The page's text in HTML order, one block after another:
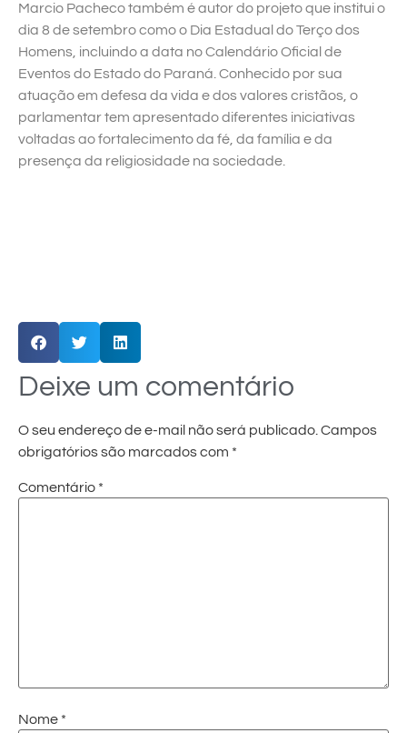
Marcio Pacheco também é autor do projeto que institui o
dia 8 de setembro como o Dia Estadual do Terço dos
Homens, incluindo a data no Calendário Oficial de
Eventos do Estado do Paraná. Conhecido por sua
atuação em defesa da vida e dos valores cristãos, o
parlamentar tem apresentado diferentes iniciativas
voltadas ao fortalecimento da fé, da família e da
presença da religiosidade na sociedade.
Deixe um comentário
O seu endereço de e-mail não será publicado. Campos
obrigatórios são marcados com *
Comentário *
Nome *